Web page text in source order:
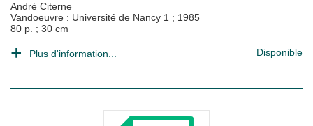
André Citerne
Vandoeuvre : Université de Nancy 1 ; 1985
80 p. ; 30 cm
Plus d'information... Disponible